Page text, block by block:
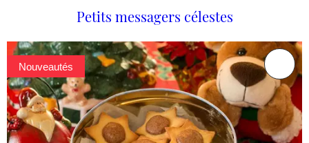
Petits messagers célestes
Nouveautés